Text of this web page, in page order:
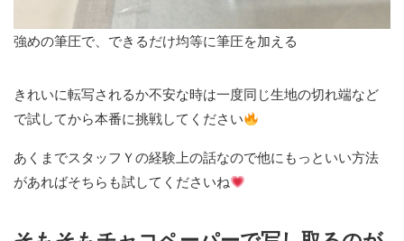
強めの筆圧で、できるだけ均等に筆圧を加える
きれいに転写されるか不安な時は一度同じ生地の切れ端など
で試してから本番に挑戦してください
あくまでスタッフＹの経験上の話なので他にもっといい方法
があればそちらも試してくださいね